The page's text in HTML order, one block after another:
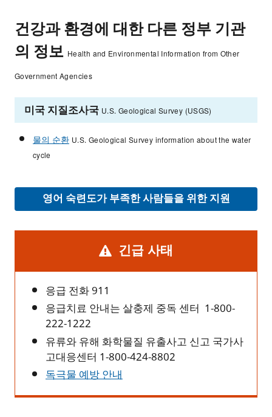
건강과 환경에 대한 다른 정부 기관
의 정보 Health and Environmental Information from Other
Government Agencies
미국 지질조사국 U.S. Geological Survey (USGS)
물의 순환 U.S. Geological Survey information about the water
cycle
영어 숙련도가 부족한 사람들을 위한 지원
긴급 사태
응급 전화 911
응급치료 안내는 살충제 중독 센터 1-800-
222-1222
유류와 유해 화학물질 유출사고 신고 국가사
고대응센터 1-800-424-8802
독극물 예방 안내